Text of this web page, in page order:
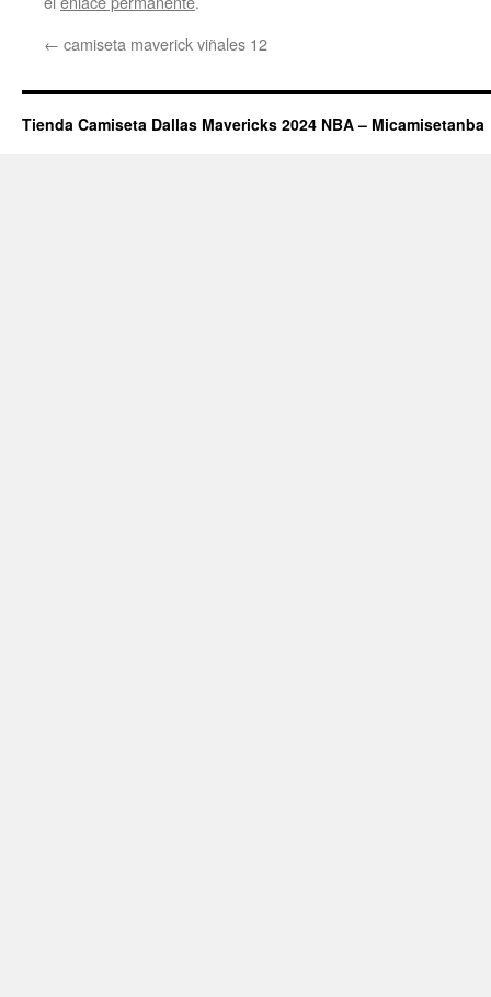
← camiseta maverick viñales 12
Tienda Camiseta Dallas Mavericks 2024 NBA – Micamisetanba